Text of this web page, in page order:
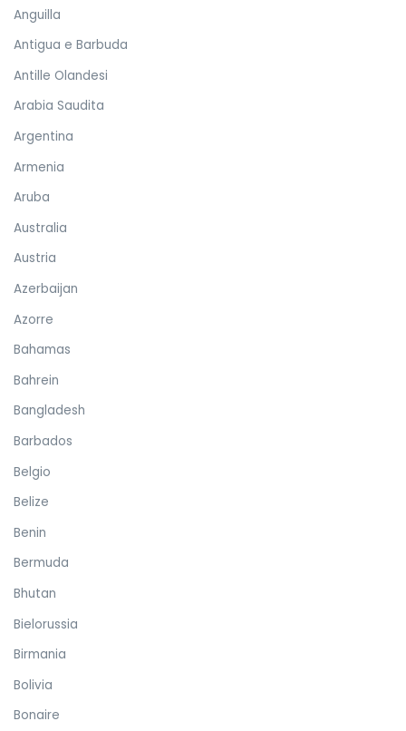
Anguilla
Antigua e Barbuda
Antille Olandesi
Arabia Saudita
Argentina
Armenia
Aruba
Australia
Austria
Azerbaijan
Azorre
Bahamas
Bahrein
Bangladesh
Barbados
Belgio
Belize
Benin
Bermuda
Bhutan
Bielorussia
Birmania
Bolivia
Bonaire